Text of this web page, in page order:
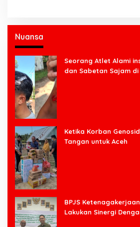
Nuansa
Seorang Atlet Alami
dan Sabetan Sajam di
Ketika Korban
Tangan untuk Aceh
BPJS
Lakukan Sinergi